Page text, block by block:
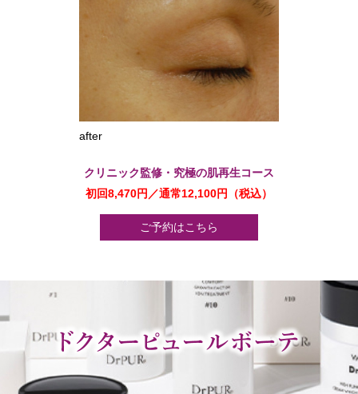
after
クリニック監修・究極の肌再生コース
初回8,470円／通常12,100円（税込）
ご予約はこちら